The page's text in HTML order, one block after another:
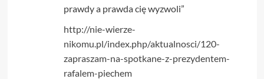
prawdy a prawda cię wyzwoli”
http://nie-wierze-
nikomu.pl/index.php/aktualnosci/120-
zapraszam-na-spotkane-z-prezydentem-
rafalem-piechem